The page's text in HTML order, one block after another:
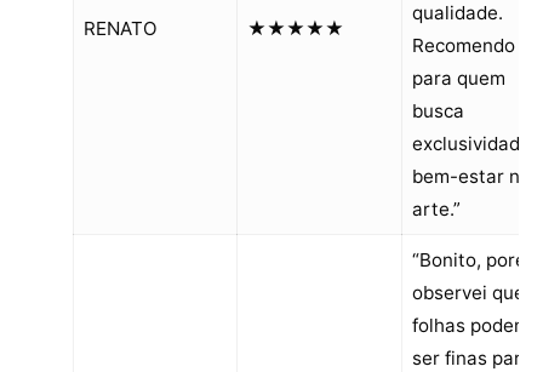
RENATO ★★★★★
qualidade.
Recomendo
para quem
busca
exclusividade
bem-estar na
arte.”
“Bonito, porém
observei que
folhas podem
ser finas para